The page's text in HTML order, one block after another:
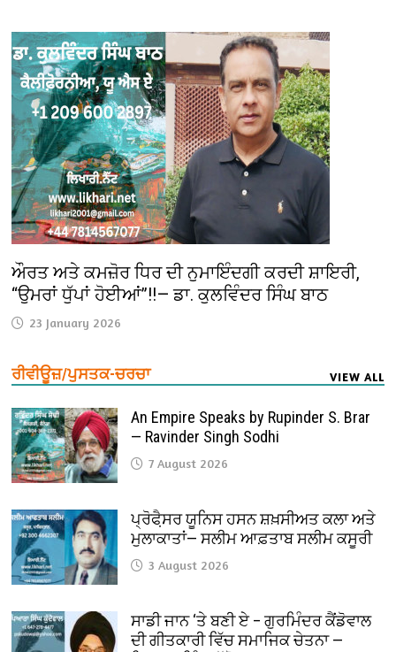
ਔਰਤ ਅਤੇ ਕਮਜ਼ੋਰ ਧਿਰ ਦੀ ਨੁਮਾਇੰਦਗੀ ਕਰਦੀ ਸ਼ਾਇਰੀ,
“ਉਮਰਾਂ ਧੁੱਪਾਂ ਹੋਈਆਂ”!!— ਡਾ. ਕੁਲਵਿੰਦਰ ਸਿੰਘ ਬਾਠ
23 January 2026
ਰੀਵੀਊਜ਼/ਪੁਸਤਕ-ਚਰਚਾ VIEW ALL
An Empire Speaks by Rupinder S. Brar
— Ravinder Singh Sodhi
7 August 2026
ਪ੍ਰੋਫੈ਼ਸਰ ਯੂਨਿਸ ਹਸਨ ਸ਼ਖ਼ਸੀਅਤ ਕਲਾ ਅਤੇ
ਮੁਲਾਕਾਤਾਂ— ਸਲੀਮ ਆਫ਼ਤਾਬ ਸਲੀਮ ਕਸੂਰੀ
3 August 2026
ਸਾਡੀ ਜਾਨ ‘ਤੇ ਬਣੀ ਏ – ਗੁਰਮਿੰਦਰ ਕੈਂਡੋਵਾਲ
ਦੀ ਗੀਤਕਾਰੀ ਵਿੱਚ ਸਮਾਜਿਕ ਚੇਤਨਾ —